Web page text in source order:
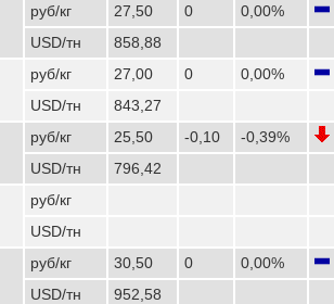
руб/кг 27,50 0
0,00%
USD/тн
858,88
руб/кг 27,00 0
0,00%
USD/тн
843,27
руб/кг 25,50 -0,10
-0,39%
USD/тн
796,42
руб/кг
USD/тн
руб/кг 30,50 0
0,00%
USD/тн
952,58